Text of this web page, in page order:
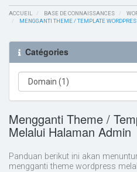
Magasin
Base de connaissances
État du réseau
ACCUEIL BASE DE CONNAISSANCES
MENGGANTI THEME / TEMPLATE
Catégories
Mengganti Theme /
Melalui Halaman Admin
Panduan berikut ini akan
mengganti theme wordpress